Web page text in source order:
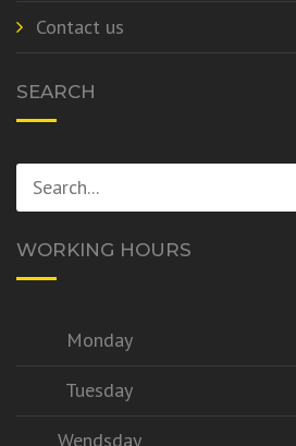
Contact us
SEARCH
WORKING HOURS
Monday
Tuesday
Wendsday